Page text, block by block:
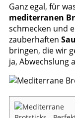
Ganz egal, für
mediterranen
schmecken und
zauberhaften
bringen, die wir
ja, Abwechslung